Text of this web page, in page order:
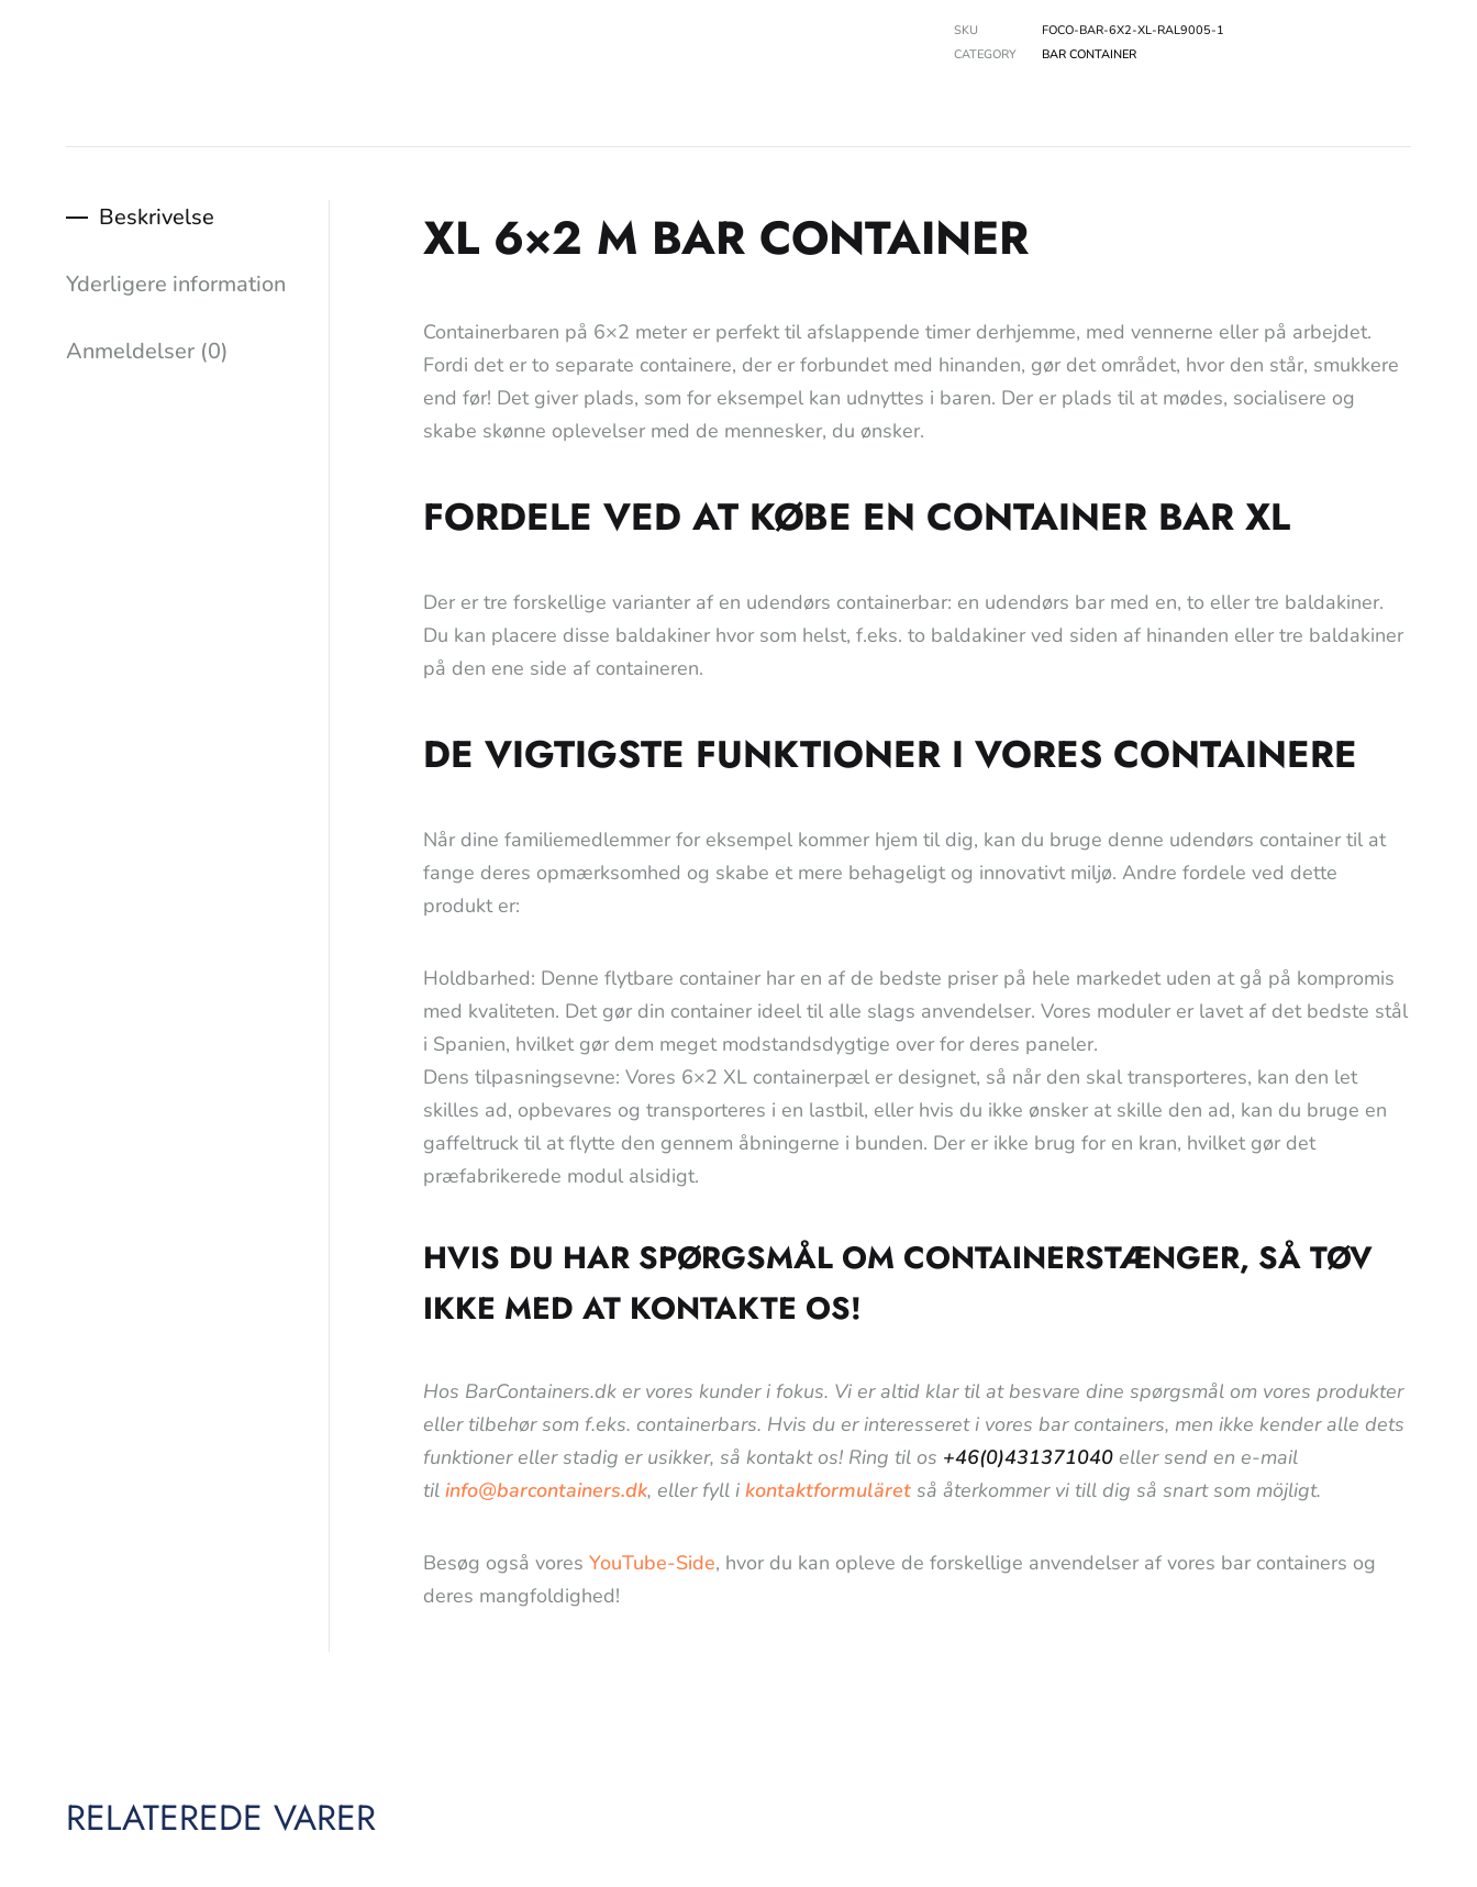
SKU
FOCO-BAR-6X2-XL-RAL9005-1
CATEGORY
BAR CONTAINER
Beskrivelse
Yderligere information
Anmeldelser (0)
XL 6×2 M BAR CONTAINER
Containerbaren på 6×2 meter er perfekt til afslappende timer derhjemme, med vennerne eller på arbejdet.
Fordi det er to separate containere, der er forbundet med hinanden, gør det området, hvor den står, smukkere
end før! Det giver plads, som for eksempel kan udnyttes i baren. Der er plads til at mødes, socialisere og
skabe skønne oplevelser med de mennesker, du ønsker.
FORDELE VED AT KØBE EN CONTAINER BAR XL
Der er tre forskellige varianter af en udendørs containerbar: en udendørs bar med en, to eller tre baldakiner.
Du kan placere disse baldakiner hvor som helst, f.eks. to baldakiner ved siden af hinanden eller tre baldakiner
på den ene side af containeren.
DE VIGTIGSTE FUNKTIONER I VORES CONTAINERE
Når dine familiemedlemmer for eksempel kommer hjem til dig, kan du bruge denne udendørs container til at
fange deres opmærksomhed og skabe et mere behageligt og innovativt miljø. Andre fordele ved dette
produkt er:
Holdbarhed: Denne flytbare container har en af de bedste priser på hele markedet uden at gå på kompromis
med kvaliteten. Det gør din container ideel til alle slags anvendelser. Vores moduler er lavet af det bedste stål
i Spanien, hvilket gør dem meget modstandsdygtige over for deres paneler.
Dens tilpasningsevne: Vores 6×2 XL containerpæl er designet, så når den skal transporteres, kan den let
skilles ad, opbevares og transporteres i en lastbil, eller hvis du ikke ønsker at skille den ad, kan du bruge en
gaffeltruck til at flytte den gennem åbningerne i bunden. Der er ikke brug for en kran, hvilket gør det
præfabrikerede modul alsidigt.
HVIS DU HAR SPØRGSMÅL OM CONTAINERSTÆNGER, SÅ TØV
IKKE MED AT KONTAKTE OS!
Hos BarContainers.dk er vores kunder i fokus. Vi er altid klar til at besvare dine spørgsmål om vores produkter
eller tilbehør som f.eks. containerbars. Hvis du er interesseret i vores bar containers, men ikke kender alle dets
funktioner eller stadig er usikker, så kontakt os! Ring til os +46(0)431371040 eller send en e-mail
til info@barcontainers.dk, eller fyll i kontaktformuläret så återkommer vi till dig så snart som möjligt.
Besøg også vores YouTube-Side, hvor du kan opleve de forskellige anvendelser af vores bar containers og
deres mangfoldighed!
RELATEREDE VARER